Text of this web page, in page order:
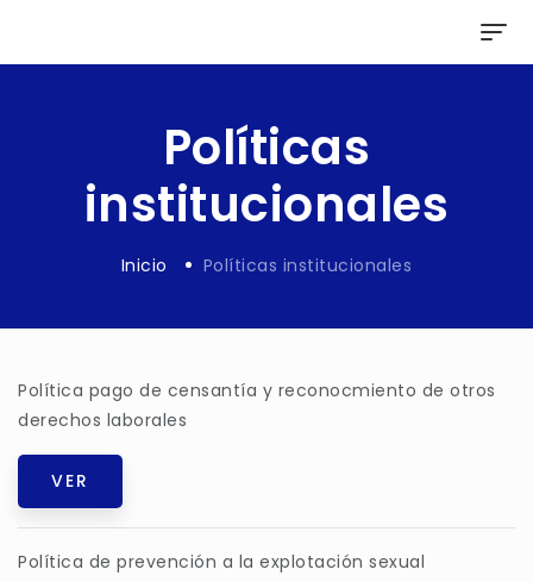
Políticas
institucionales
Inicio Políticas institucionales
Política pago de censantía y reconocmiento de otros
derechos laborales
VER
Política de prevención a la explotación sexual